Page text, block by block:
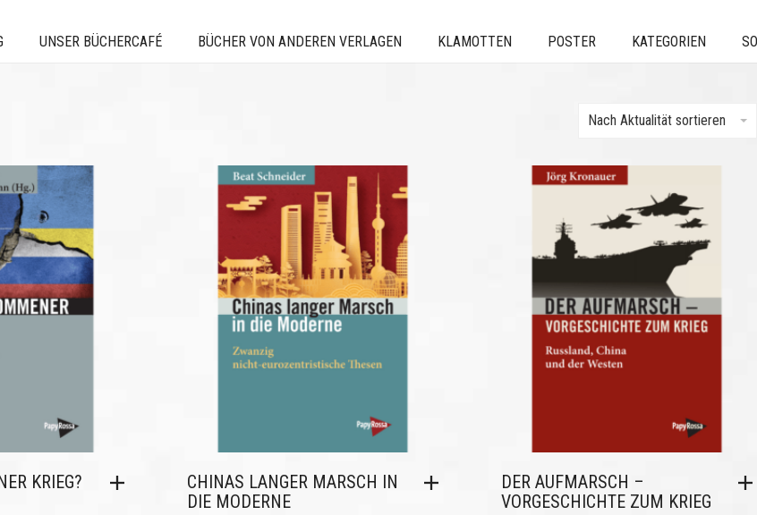
UNSER BÜCHERCAFÉ BÜCHER VON ANDEREN VERLAGEN KLAMOTTEN POSTER KATEGORIEN
Nach Aktualität sortieren
KRIEG?
CHINAS LANGER MARSCH IN
DIE MODERNE
DER AUFMARSCH –
VORGESCHICHTE ZUM KRIEG